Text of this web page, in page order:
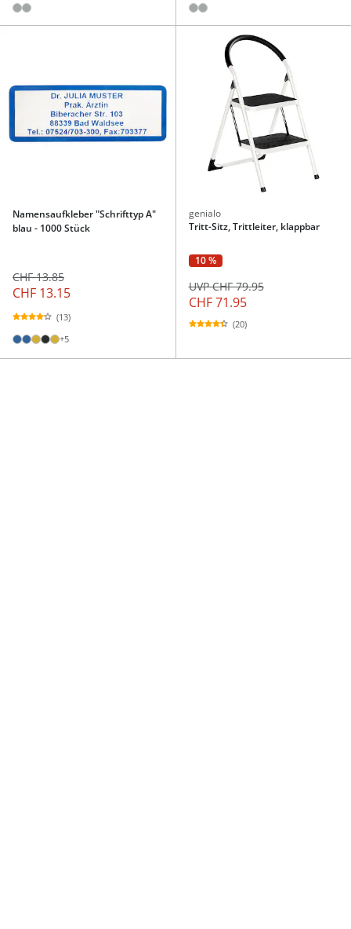
Namensaufkleber "Schrifttyp A"
blau - 1000 Stück
CHF 13.85
CHF 13.15
(13)
+5
genialo
Tritt-Sitz, Trittleiter, klappbar
10 %
CHF 71.95
UVP CHF 79.95
(20)